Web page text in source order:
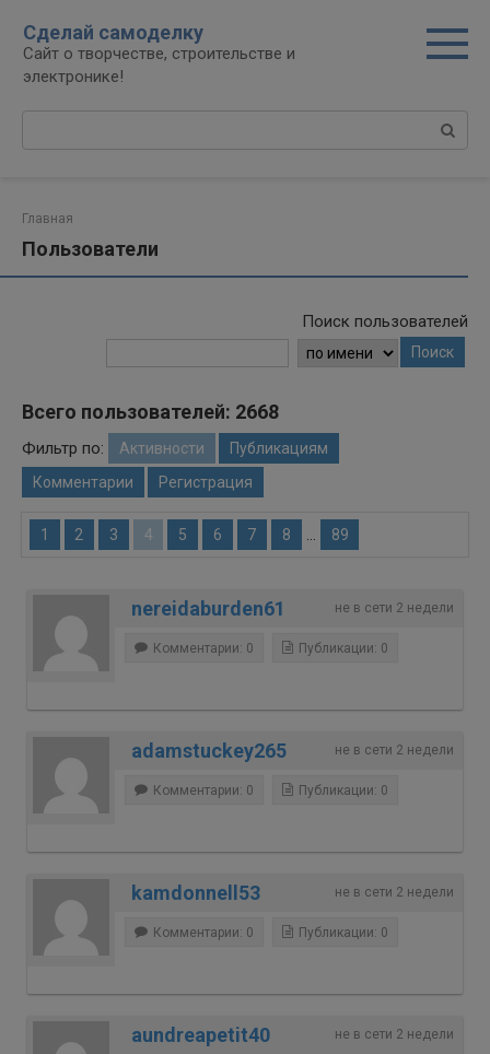
контенту
Сделай самоделку
Сайт о творчестве, строительстве и
электронике!
Главная
Пользователи
Поиск пользователей
Поиск
Всего пользователей: 2668
Фильтр по: Активности
Публикациям
Комментарии
Регистрация
1 2 3 4 5 6 7 8 89
не в сети 2 недели
nereidaburden61
Комментарии: 0 Публикации: 0
не в сети 2 недели
adamstuckey265
Комментарии: 0 Публикации: 0
не в сети 2 недели
kamdonnell53
Комментарии: 0 Публикации: 0
не в сети 2 недели
aundreapetit40